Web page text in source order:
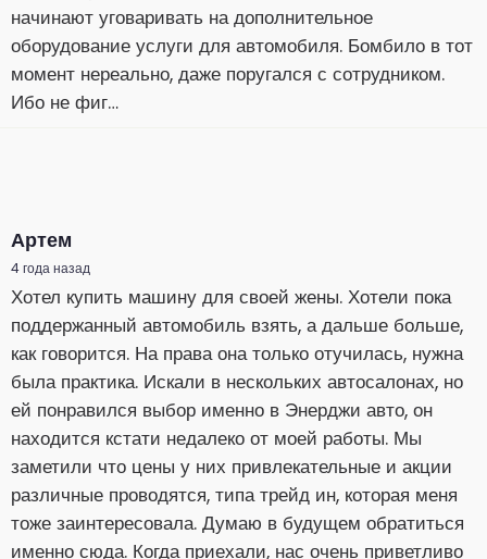
начинают уговаривать на дополнительное
оборудование услуги для автомобиля. Бомбило в тот
момент нереально, даже поругался с сотрудником.
Ибо не фиг…
Артем
4 года назад
Хотел купить машину для своей жены. Хотели пока
поддержанный автомобиль взять, а дальше больше,
как говорится. На права она только отучилась, нужна
была практика. Искали в нескольких автосалонах, но
ей понравился выбор именно в Энерджи авто, он
находится кстати недалеко от моей работы. Мы
заметили что цены у них привлекательные и акции
различные проводятся, типа трейд ин, которая меня
тоже заинтересовала. Думаю в будущем обратиться
именно сюда. Когда приехали, нас очень приветливо